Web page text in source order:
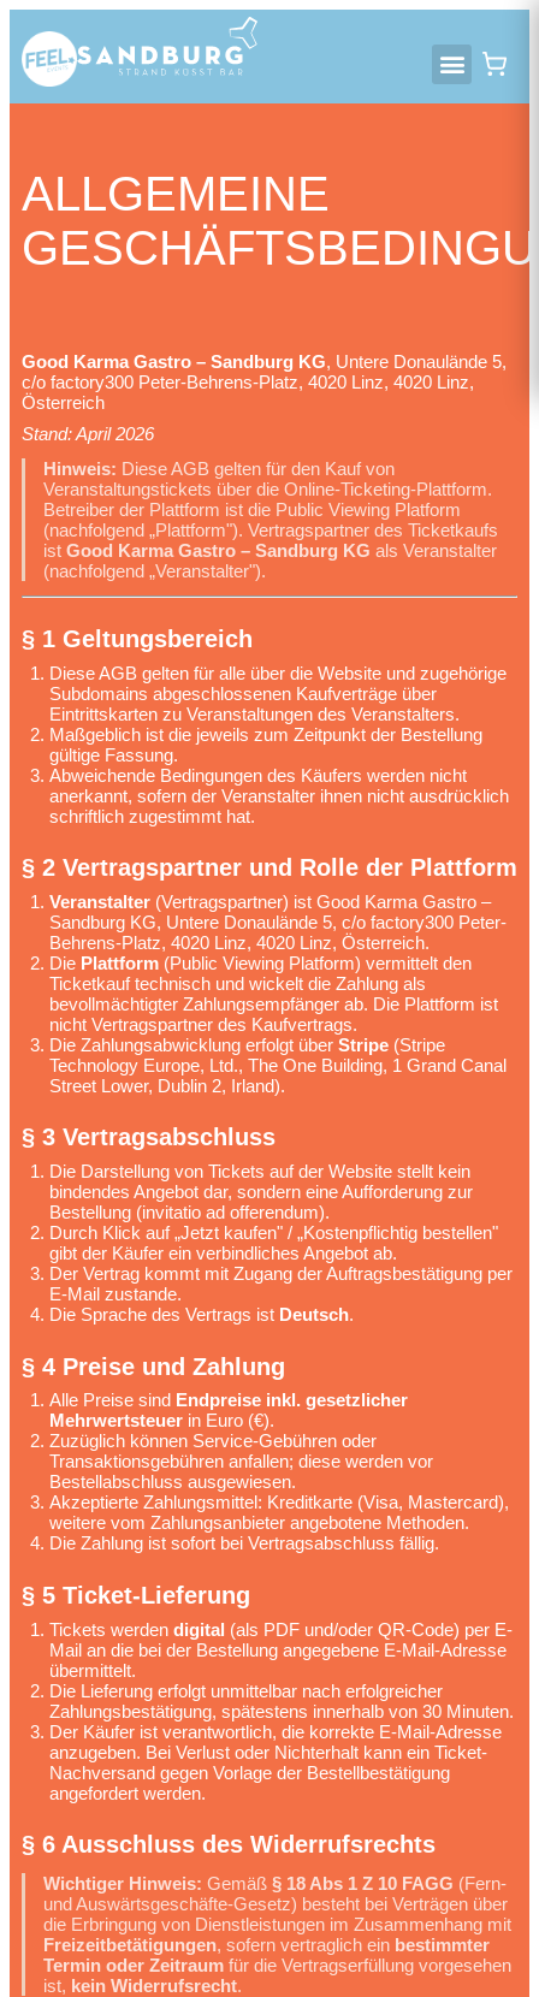
ALLGEMEINE
Good Karma Gastro – Sandburg KG, Untere Donaulände 5,
c/o factory300 Peter-Behrens-Platz, 4020 Linz, 4020 Linz,
Österreich
Stand: April 2026
Hinweis: Diese AGB gelten für den Kauf von
Veranstaltungstickets über die Online-Ticketing-Plattform.
Betreiber der Plattform ist die Public Viewing Platform
(nachfolgend „Plattform"). Vertragspartner des Ticketkaufs
ist Good Karma Gastro – Sandburg KG als Veranstalter
(nachfolgend „Veranstalter").
§ 1 Geltungsbereich
Diese AGB gelten für alle über die Website und zugehörige
Subdomains abgeschlossenen Kaufverträge über
Eintrittskarten zu Veranstaltungen des Veranstalters.
Maßgeblich ist die jeweils zum Zeitpunkt der Bestellung
gültige Fassung.
Abweichende Bedingungen des Käufers werden nicht
anerkannt, sofern der Veranstalter ihnen nicht ausdrücklich
schriftlich zugestimmt hat.
§ 2 Vertragspartner und Rolle der Plattform
Veranstalter(Vertragspartner) ist Good Karma Gastro –
Sandburg KG, Untere Donaulände 5, c/o factory300 Peter-
Behrens-Platz, 4020 Linz, 4020 Linz, Österreich.
Die Plattform(Public Viewing Platform) vermittelt den
Ticketkauf technisch und wickelt die Zahlung als
bevollmächtigter Zahlungsempfänger ab. Die Plattform ist
nicht Vertragspartner des Kaufvertrags.
Die Zahlungsabwicklung erfolgt über Stripe(Stripe
Technology Europe, Ltd., The One Building, 1 Grand Canal
Street Lower, Dublin 2, Irland).
§ 3 Vertragsabschluss
Die Darstellung von Tickets auf der Website stellt kein
bindendes Angebot dar, sondern eine Aufforderung zur
Bestellung (invitatio ad offerendum).
Durch Klick auf „Jetzt kaufen" / „Kostenpflichtig bestellen"
gibt der Käufer ein verbindliches Angebot ab.
Der Vertrag kommt mit Zugang der Auftragsbestätigung per
E-Mail zustande.
Die Sprache des Vertrags ist Deutsch.
§ 4 Preise und Zahlung
Alle Preise sind Endpreise inkl. gesetzlicher
Mehrwertsteuerin Euro (€).
Zuzüglich können Service-Gebühren oder
Transaktionsgebühren anfallen; diese werden vor
Bestellabschluss ausgewiesen.
Akzeptierte Zahlungsmittel: Kreditkarte (Visa, Mastercard),
weitere vom Zahlungsanbieter angebotene Methoden.
Die Zahlung ist sofort bei Vertragsabschluss fällig.
§ 5 Ticket-Lieferung
Tickets werden digital (als PDF und/oder QR-Code) per E-
Mail an die bei der Bestellung angegebene E-Mail-Adresse
übermittelt.
Die Lieferung erfolgt unmittelbar nach erfolgreicher
Zahlungsbestätigung, spätestens innerhalb von 30 Minuten.
Der Käufer ist verantwortlich, die korrekte E-Mail-Adresse
anzugeben. Bei Verlust oder Nichterhalt kann ein Ticket-
Nachversand gegen Vorlage der Bestellbestätigung
angefordert werden.
§ 6 Ausschluss des Widerrufsrechts
Wichtiger Hinweis: Gemäß § 18 Abs 1 Z 10 FAGG (Fern-
und Auswärtsgeschäfte-Gesetz) besteht bei Verträgen über
die Erbringung von Dienstleistungen im Zusammenhang mit
Freizeitbetätigungen, sofern vertraglich ein bestimmter
Termin oder Zeitraum für die Vertragserfüllung vorgesehen
ist, kein Widerrufsrecht.